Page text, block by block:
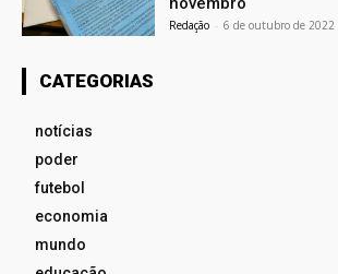
Redação - 6 de outubro de 2022
CATEGORIAS
notícias
poder
futebol
economia
mundo